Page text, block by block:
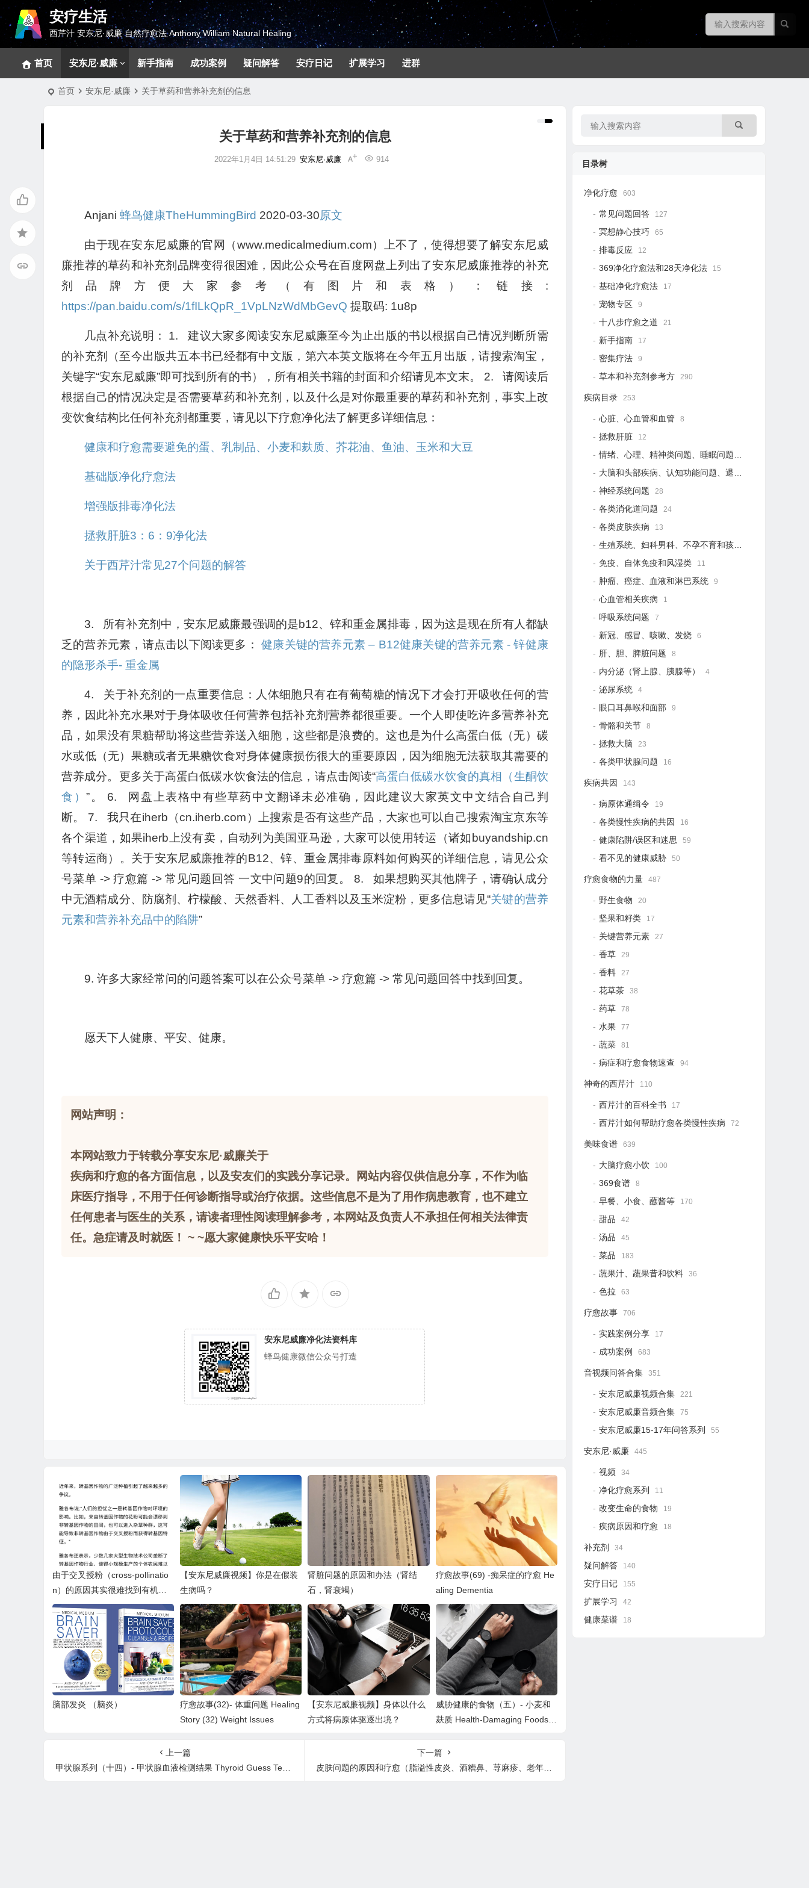
安疗生活
西芹汁 安东尼·威廉 自然疗愈法 Anthony William Natural Healing
首页 安东尼·威廉 新手指南 成功案例 疑问解答 安疗日记 扩展学习 进群
首页 安东尼·威廉 关于草药和营养补充剂的信息
关于草药和营养补充剂的信息
2022年1月4日 14:51:29 安东尼·威廉 914
Anjani 蜂鸟健康TheHummingBird 2020-03-30原文
由于现在安东尼威廉的官网（www.medicalmedium.com）上不了，使得想要了解安东尼威
廉推荐的草药和补充剂品牌变得很困难，因此公众号在百度网盘上列出了安东尼威廉推荐的补充
剂品牌方便大家参考（有图片和表格）：链接:
https://pan.baidu.com/s/1fILkQpR_1VpLNzWdMbGevQ 提取码: 1u8p
几点补充说明： 1. 建议大家多阅读安东尼威廉至今为止出版的书以根据自己情况判断所需
的补充剂（至今出版共五本书已经都有中文版，第六本英文版将在今年五月出版，请搜索淘宝，
关键字“安东尼威廉”即可找到所有的书），所有相关书籍的封面和介绍请见本文末。 2. 请阅读后
根据自己的情况决定是否需要草药和补充剂，以及什么是对你最重要的草药和补充剂，事实上改
变饮食结构比任何补充剂都重要，请见以下疗愈净化法了解更多详细信息：
健康和疗愈需要避免的蛋、乳制品、小麦和麸质、芥花油、鱼油、玉米和大豆
基础版净化疗愈法
增强版排毒净化法
拯救肝脏3：6：9净化法
关于西芹汁常见27个问题的解答
3. 所有补充剂中，安东尼威廉最强调的是b12、锌和重金属排毒，因为这是现在所有人都缺
乏的营养元素，请点击以下阅读更多：健康关键的营养元素 – B12健康关键的营养元素 - 锌健康
的隐形杀手- 重金属
4. 关于补充剂的一点重要信息：人体细胞只有在有葡萄糖的情况下才会打开吸收任何的营
养，因此补充水果对于身体吸收任何营养包括补充剂营养都很重要。一个人即使吃许多营养补充
品，如果没有果糖帮助将这些营养送入细胞，这些都是浪费的。这也是为什么高蛋白低（无）碳
水或低（无）果糖或者无果糖饮食对身体健康损伤很大的重要原因，因为细胞无法获取其需要的
营养成分。更多关于高蛋白低碳水饮食法的信息，请点击阅读“高蛋白低碳水饮食的真相（生酮饮
食）”。 6. 网盘上表格中有些草药中文翻译未必准确，因此建议大家英文中文结合自己判
断。 7. 我只在iherb（cn.iherb.com）上搜索是否有这些产品，大家也可以自己搜索淘宝京东等
各个渠道，如果iherb上没有卖，自动列为美国亚马逊，大家可以使用转运（诸如buyandship.cn
等转运商）。关于安东尼威廉推荐的B12、锌、重金属排毒原料如何购买的详细信息，请见公众
号菜单 -> 疗愈篇 -> 常见问题回答 一文中问题9的回复。 8. 如果想购买其他牌子，请确认成分
中无酒精成分、防腐剂、柠檬酸、天然香料、人工香料以及玉米淀粉，更多信息请见“关键的营养
元素和营养补充品中的陷阱”
9. 许多大家经常问的问题答案可以在公众号菜单 -> 疗愈篇 -> 常见问题回答中找到回复。
愿天下人健康、平安、健康。
网站声明：
本网站致力于转载分享安东尼·威廉关于
疾病和疗愈的各方面信息，以及安友们的实践分享记录。网站内容仅供信息分享，不作为临
床医疗指导，不用于任何诊断指导或治疗依据。这些信息不是为了用作病患教育，也不建立
任何患者与医生的关系，请读者理性阅读理解参考，本网站及负责人不承担任何相关法律责
任。急症请及时就医！ ~ ~愿大家健康快乐平安哈！
安东尼威廉净化法资料库
蜂鸟健康微信公众号打造
由于交叉授粉（cross-pollinatio
n）的原因其实很难找到有机和
非转基因的。
【安东尼威廉视频】你是在假装
生病吗？
肾脏问题的原因和办法（肾结
石，肾衰竭）
疗愈故事(69) -痴呆症的疗愈 He
aling Dementia
脑部发炎 （脑炎）
疗愈故事(32)- 体重问题 Healing
Story (32) Weight Issues
【安东尼威廉视频】身体以什么
方式将病原体驱逐出境？
威胁健康的食物（五）- 小麦和
麸质 Health-Damaging Foods
上一篇
甲状腺系列（十四）- 甲状腺血液检测结果 Thyroid Guess Tests
下一篇
皮肤问题的原因和疗愈（脂溢性皮炎、酒糟鼻、荨麻疹、老年斑、硬皮病、硬化性苔藓、湿疹、牛皮藓、狼疮、皮炎、蜂窝织炎、光化性角化病）
目录树
净化疗愈 603
常见问题回答 127
冥想静心技巧 65
排毒反应 12
369净化疗愈法和28天净化法 15
基础净化疗愈法 17
宠物专区 9
十八步疗愈之道 21
新手指南 17
密集疗法 9
草本和补充剂参考方 290
疾病目录 253
心脏、心血管和血管 8
拯救肝脏 12
情绪、心理、精神类问题、睡眠问题 18
大脑和头部疾病、认知功能问题、退行性疾病
神经系统问题 28
各类消化道问题 24
各类皮肤疾病 13
生殖系统、妇科男科、不孕不育和孩子健康
免疫、自体免疫和风湿类 11
肿瘤、癌症、血液和淋巴系统 9
心血管相关疾病 1
呼吸系统问题 7
新冠、感冒、咳嗽、发烧 6
肝、胆、脾脏问题 8
内分泌（肾上腺、胰腺等） 4
泌尿系统 4
眼口耳鼻喉和面部 9
骨骼和关节 8
拯救大脑 23
各类甲状腺问题 16
疾病共因 143
病原体通缉令 19
各类慢性疾病的共因 16
健康陷阱/误区和迷思 59
看不见的健康威胁 50
疗愈食物的力量 487
野生食物 20
坚果和籽类 17
关键营养元素 27
香草 29
香料 27
花草茶 38
药草 78
水果 77
蔬菜 81
病症和疗愈食物速查 94
神奇的西芹汁 110
西芹汁的百科全书 17
西芹汁如何帮助疗愈各类慢性疾病 72
美味食谱 639
大脑疗愈小饮 100
369食谱 8
早餐、小食、蘸酱等 170
甜品 42
汤品 45
菜品 183
蔬果汁、蔬果昔和饮料 36
色拉 63
疗愈故事 706
实践案例分享 17
成功案例 683
音视频问答合集 351
安东尼威廉视频合集 221
安东尼威廉音频合集 75
安东尼威廉15-17年问答系列 55
安东尼·威廉 445
视频 34
净化疗愈系列 11
改变生命的食物 19
疾病原因和疗愈 18
补充剂 34
疑问解答 140
安疗日记 155
扩展学习 42
健康菜谱 18